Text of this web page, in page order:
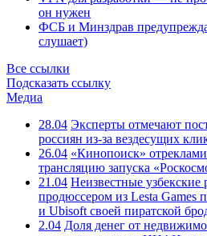
он нужен
ФСБ и Минздрав
слушает)
Все ссылки
Подсказать ссылку
Медиа
28.04 Эксперты отмечают
россиян из-за вездесущих
26.04 «Кинопоиск»
трансляцию запуска
21.04 Неизвестные узбекские
продюссером из Lesta Games
и Ubisoft своей пиратской
2.04 Доля денег от